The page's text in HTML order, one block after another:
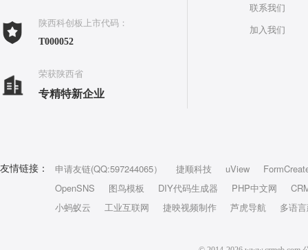
陕西科创板上市代码：
T000052
荣获陕西省
专精特新企业
联系我们
加入我们
友情链接： 申请友链(QQ:597244065） 捷顺科技 uView
OpenSNS
图鸟模板 DIY代码生成器 PHP中文网
小蚂蚁云
工业互联网 捷映视频制作 芦虎导航 多语